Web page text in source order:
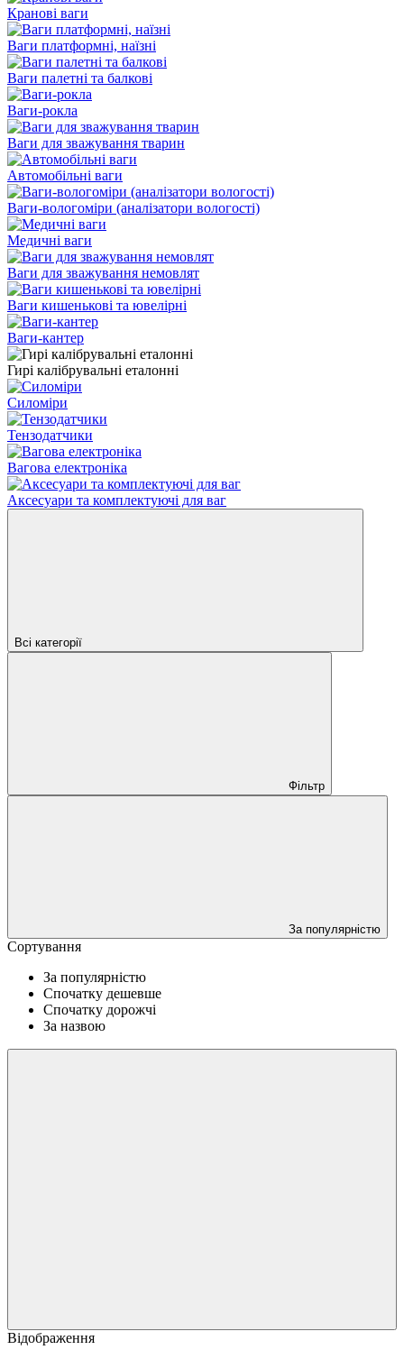
Кранові ваги
Ваги платформні, наїзні
Ваги палетні та балкові
Ваги-рокла
Ваги для зважування тварин
Автомобільні ваги
Ваги-вологоміри (аналізатори вологості)
Медичні ваги
Ваги для зважування немовлят
Ваги кишенькові та ювелірні
Ваги-кантер
Гирі калібрувальні еталонні
Силоміри
Тензодатчики
Вагова електроніка
Аксесуари та комплектуючі для ваг
Всі категорії
Фільтр
За популярністю
Сортування
За популярністю
Спочатку дешевше
Спочатку дорожчі
За назвою
Відображення